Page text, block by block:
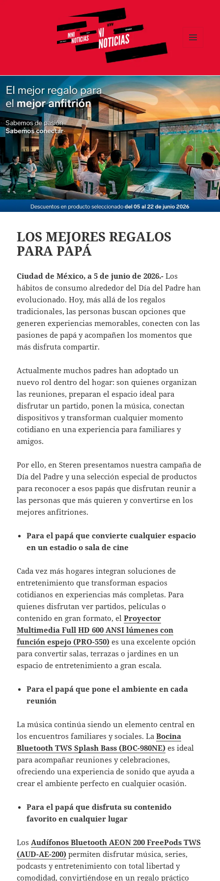
LOS MEJORES REGALOS
PARA PAPÁ
Ciudad de México, a 5 de junio de 2026.- Los
hábitos de consumo alrededor del Día del Padre han
evolucionado. Hoy, más allá de los regalos
tradicionales, las personas buscan opciones que
generen experiencias memorables, conecten con las
pasiones de papá y acompañen los momentos que
más disfruta compartir.
Actualmente muchos padres han adoptado un
nuevo rol dentro del hogar: son quienes organizan
las reuniones, preparan el espacio ideal para
disfrutar un partido, ponen la música, conectan
dispositivos y transforman cualquier momento
cotidiano en una experiencia para familiares y
amigos.
Por ello, en Steren presentamos nuestra campaña de
Día del Padre y una selección especial de productos
para reconocer a esos papás que disfrutan reunir a
las personas que más quieren y convertirse en los
mejores anfitriones.
Para el papá que convierte cualquier espacio
en un estadio o sala de cine
Cada vez más hogares integran soluciones de
entretenimiento que transforman espacios
cotidianos en experiencias más completas. Para
quienes disfrutan ver partidos, películas o
contenido en gran formato, elProyector
Multimedia Full HD 600 ANSI lúmenes con
función espejo (PRO-550) es una excelente opción
para convertir salas, terrazas o jardines en un
espacio de entretenimiento a gran escala.
Para el papá que pone el ambiente en cada
reunión
La música continúa siendo un elemento central en
los encuentros familiares y sociales. LaBocina
Bluetooth TWS Splash Bass (BOC-980NE) es ideal
para acompañar reuniones y celebraciones,
ofreciendo una experiencia de sonido que ayuda a
crear el ambiente perfecto en cualquier ocasión.
Para el papá que disfruta su contenido
favorito en cualquier lugar
Los Audífonos Bluetooth AEON 200 FreePods TWS
(AUD-AE-200) permiten disfrutar música, series,
podcasts y entretenimiento con total libertad y
comodidad, convirtiéndose en un regalo práctico